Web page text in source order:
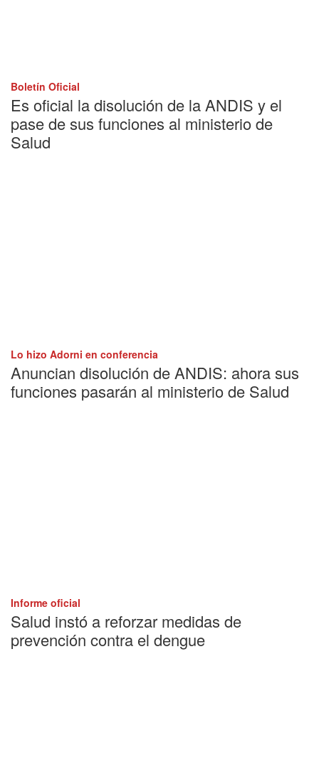
Boletín Oficial
Es oficial la disolución de la ANDIS y el
pase de sus funciones al ministerio de
Salud
Lo hizo Adorni en conferencia
Anuncian disolución de ANDIS: ahora sus
funciones pasarán al ministerio de Salud
Informe oficial
Salud instó a reforzar medidas de
prevención contra el dengue